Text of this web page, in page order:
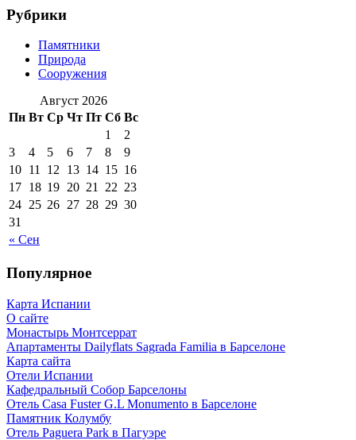
Рубрики
Памятники
Природа
Сооружения
Август 2026
Пн Вт Ср Чт Пт Сб Вс
« Сен
1
2
3
4 5 6 7 8
9
10 11 12 13 14 15 16
17 18 19 20 21 22 23
24 25 26 27 28 29 30
31
Популярное
Карта Испании
О сайте
Монастырь Монтсеррат
Апартаменты Dailyflats Sagrada Familia в Барселоне
Карта сайта
Отели Испании
Кафeдрaльный Собор Барселоны
Отель Casa Fuster G.L Monumento в Барселоне
Пaмятник Колумбу
Отель Paguera Park в Пагуэре